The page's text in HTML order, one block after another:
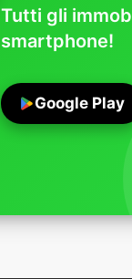
Tutti gli
smartphone!
Google Play